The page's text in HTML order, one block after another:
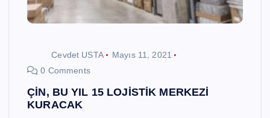
Cevdet USTA
Mayıs 11, 2021
0 Comments
ÇİN, BU YIL 15 LOJİSTİK MERKEZİ
KURACAK